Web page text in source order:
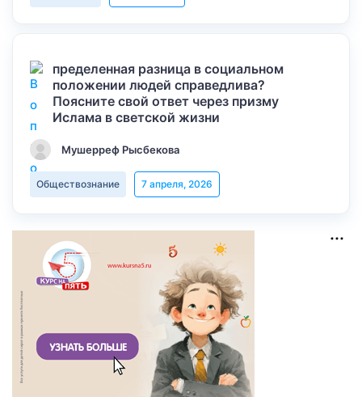
пределенная разница в социальном
положении людей справедлива?
Поясните свой ответ через призму
Ислама в светской жизни
Мушерреф Рысбекова
Обществознание 7 апреля, 2026